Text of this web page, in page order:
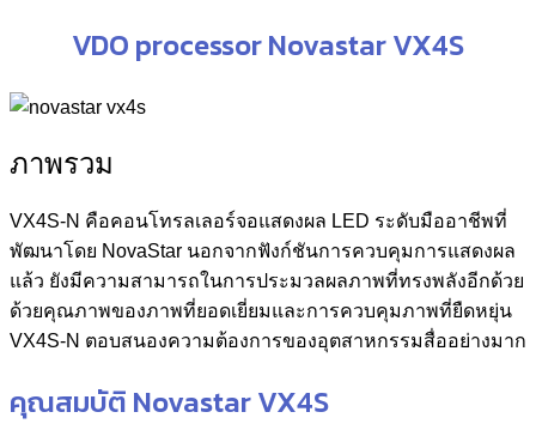
VDO processor Novastar VX4S
ภาพรวม
VX4S-N คือคอนโทรลเลอร์จอแสดงผล LED ระดับมืออาชีพที่
พัฒนาโดย NovaStar นอกจากฟังก์ชันการควบคุมการแสดงผล
แล้ว ยังมีความสามารถในการประมวลผลภาพที่ทรงพลังอีกด้วย
ด้วยคุณภาพของภาพที่ยอดเยี่ยมและการควบคุมภาพที่ยืดหยุ่น
VX4S-N ตอบสนองความต้องการของอุตสาหกรรมสื่ออย่างมาก
คุณสมบัติ Novastar VX4S